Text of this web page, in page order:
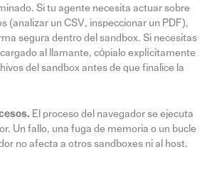
Si tu agente necesita actuar sobre
(analizar un CSV, inspeccionar un PDF),
segura dentro del sandbox. Si necesitas
al llamante, cópialo explícitamente
del sandbox antes de que finalice la
El proceso del navegador se ejecuta
Un fallo, una fuga de memoria o un bucle
no afecta a otros sandboxes ni al host.